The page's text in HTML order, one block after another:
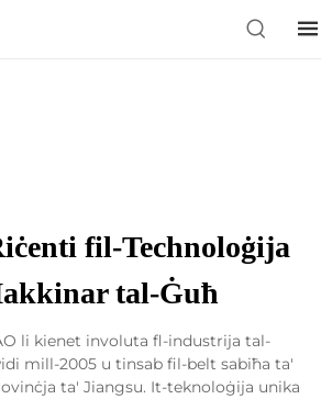
fil-Technoloġija
tal-Ġuħ
li kienet involuta fl-industrija tal-
mill-2005 u tinsab fil-belt sabiħa ta'
ta' Jiangsu. It-teknoloġija unika